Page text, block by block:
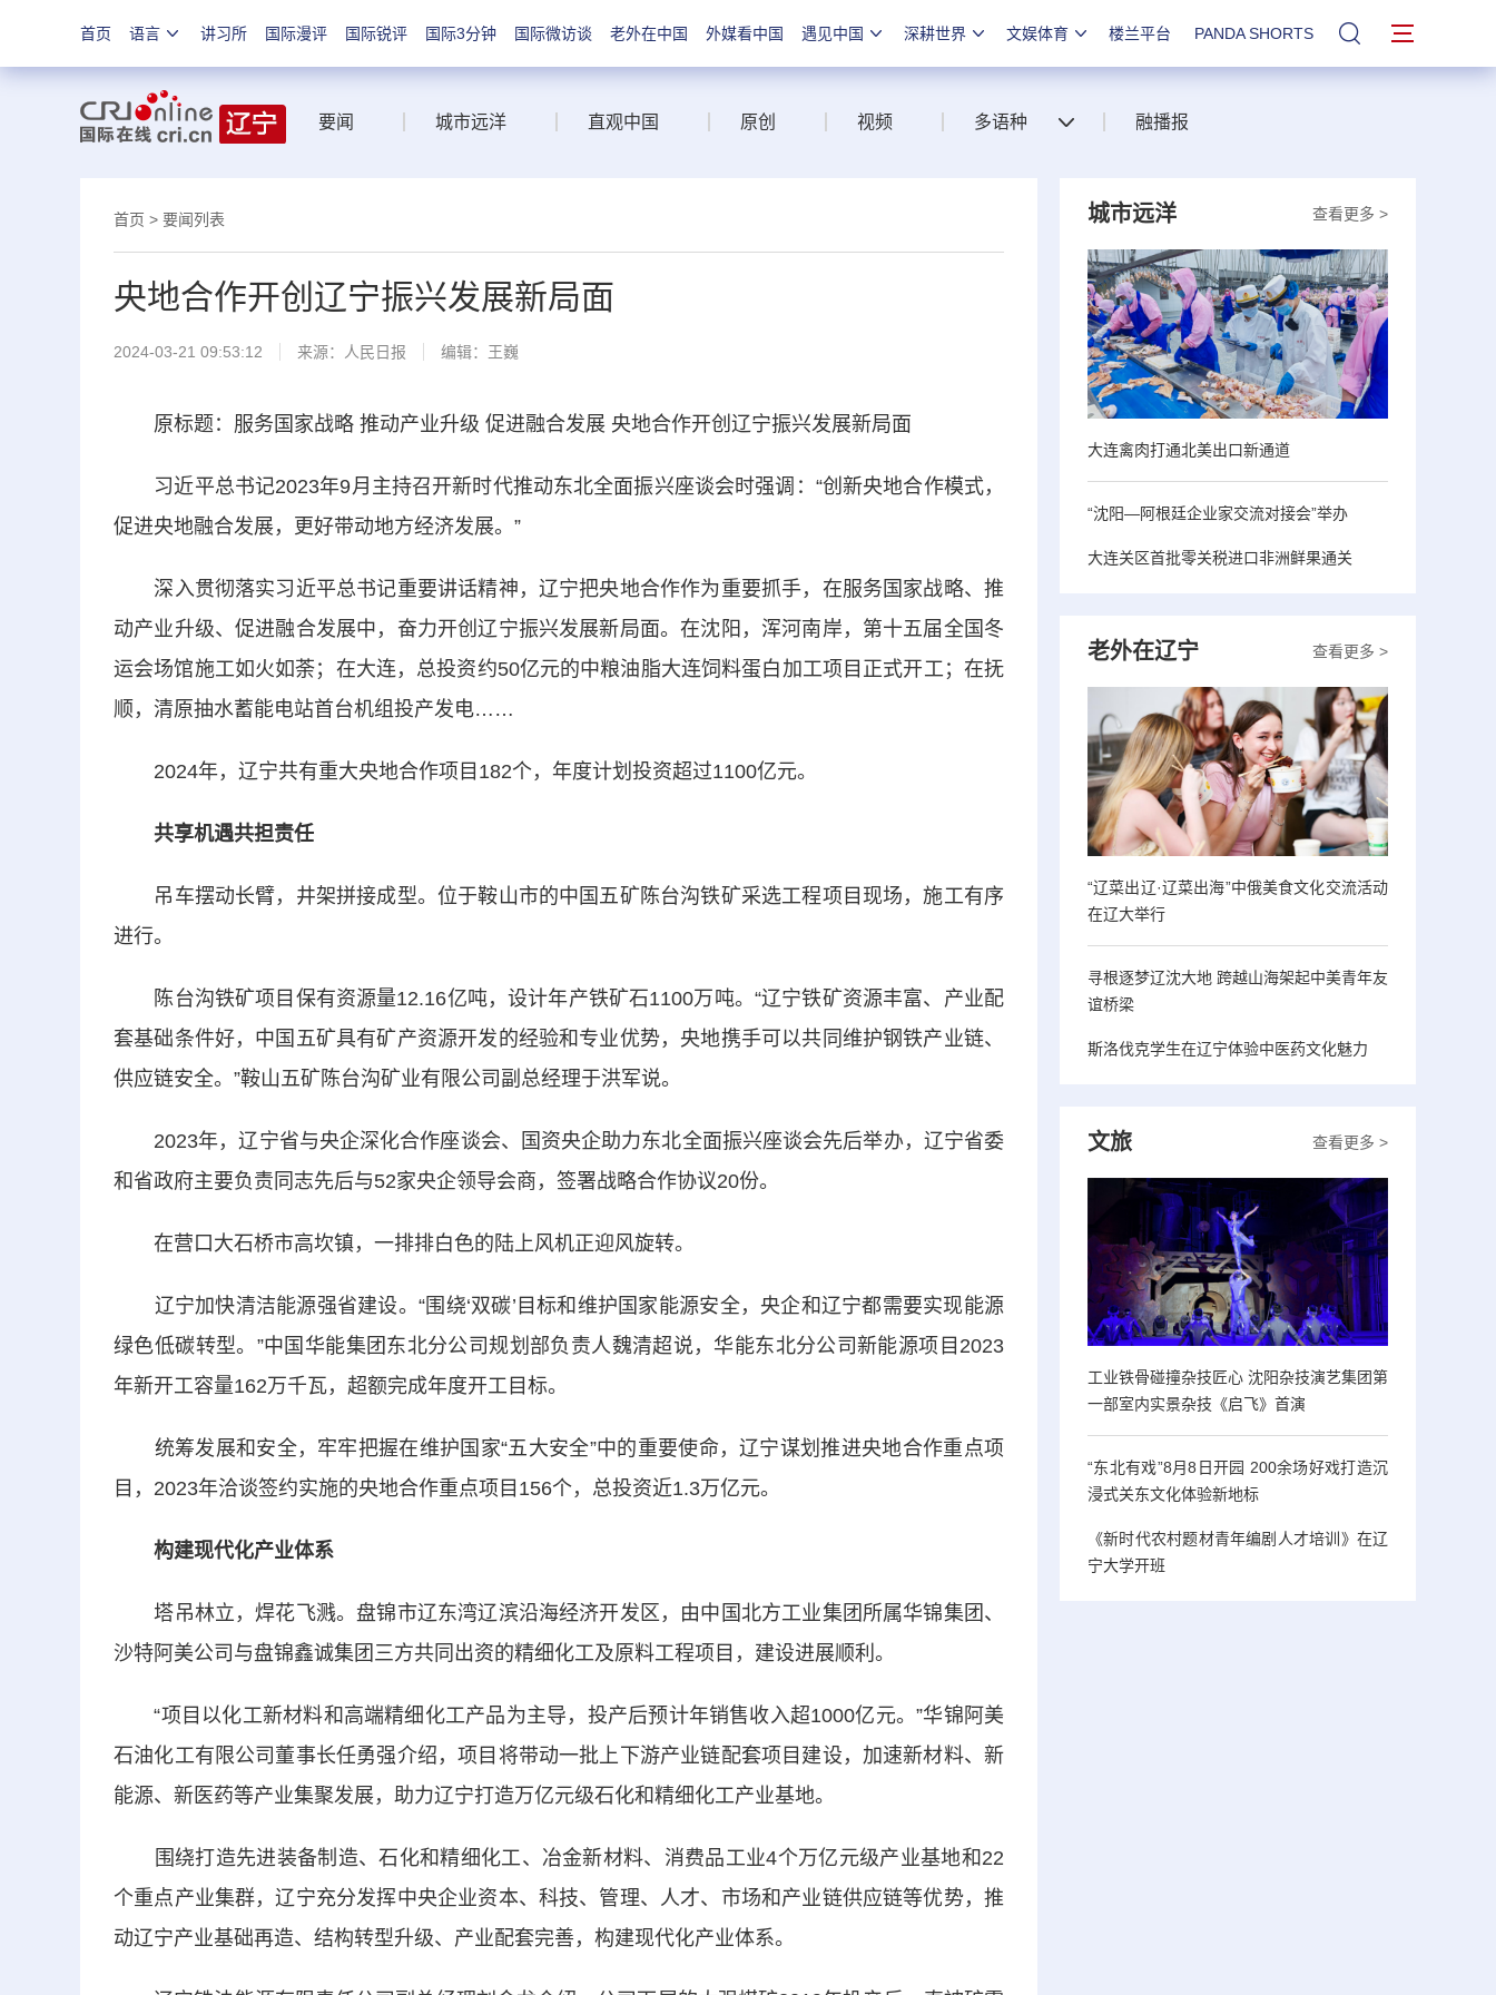
首页 语言 讲习所 国际漫评 国际锐评 国际3分钟 国际微访谈 老外在中国 外媒看中国 遇见中国 深耕世界 文娱体育 楼兰平台 PANDA SHORTS 站内搜索
要闻 城市远洋 直观中国 原创 视频 多语种 融播报
首页 > 要闻列表
央地合作开创辽宁振兴发展新局面
2024-03-21 09:53:12 来源： 人民日报 编辑：王巍
原标题：服务国家战略 推动产业升级 促进融合发展 央地合作开创辽宁振兴发展新局面
习近平总书记2023年9月主持召开新时代推动东北全面振兴座谈会时强调：“创新央地合作模式，
促进央地融合发展，更好带动地方经济发展。”
深入贯彻落实习近平总书记重要讲话精神，辽宁把央地合作作为重要抓手，在服务国家战略、推
动产业升级、促进融合发展中，奋力开创辽宁振兴发展新局面。在沈阳，浑河南岸，第十五届全国冬
运会场馆施工如火如荼；在大连，总投资约50亿元的中粮油脂大连饲料蛋白加工项目正式开工；在抚
顺，清原抽水蓄能电站首台机组投产发电……
2024年，辽宁共有重大央地合作项目182个，年度计划投资超过1100亿元。
共享机遇共担责任
吊车摆动长臂，井架拼接成型。位于鞍山市的中国五矿陈台沟铁矿采选工程项目现场，施工有序
进行。
陈台沟铁矿项目保有资源量12.16亿吨，设计年产铁矿石1100万吨。“辽宁铁矿资源丰富、产业配
套基础条件好，中国五矿具有矿产资源开发的经验和专业优势，央地携手可以共同维护钢铁产业链、
供应链安全。”鞍山五矿陈台沟矿业有限公司副总经理于洪军说。
2023年，辽宁省与央企深化合作座谈会、国资央企助力东北全面振兴座谈会先后举办，辽宁省委
和省政府主要负责同志先后与52家央企领导会商，签署战略合作协议20份。
在营口大石桥市高坎镇，一排排白色的陆上风机正迎风旋转。
辽宁加快清洁能源强省建设。“围绕‘双碳’目标和维护国家能源安全，央企和辽宁都需要实现能源
绿色低碳转型。”中国华能集团东北分公司规划部负责人魏清超说，华能东北分公司新能源项目2023
年新开工容量162万千瓦，超额完成年度开工目标。
统筹发展和安全，牢牢把握在维护国家“五大安全”中的重要使命，辽宁谋划推进央地合作重点项
目，2023年洽谈签约实施的央地合作重点项目156个，总投资近1.3万亿元。
构建现代化产业体系
塔吊林立，焊花飞溅。盘锦市辽东湾辽滨沿海经济开发区，由中国北方工业集团所属华锦集团、
沙特阿美公司与盘锦鑫诚集团三方共同出资的精细化工及原料工程项目，建设进展顺利。
“项目以化工新材料和高端精细化工产品为主导，投产后预计年销售收入超1000亿元。”华锦阿美
石油化工有限公司董事长任勇强介绍，项目将带动一批上下游产业链配套项目建设，加速新材料、新
能源、新医药等产业集聚发展，助力辽宁打造万亿元级石化和精细化工产业基地。
围绕打造先进装备制造、石化和精细化工、冶金新材料、消费品工业4个万亿元级产业基地和22
个重点产业集群，辽宁充分发挥中央企业资本、科技、管理、人才、市场和产业链供应链等优势，推
动辽宁产业基础再造、结构转型升级、产业配套完善，构建现代化产业体系。
查看更多 >
城市远洋
大连禽肉打通北美出口新通道
“沈阳—阿根廷企业家交流对接会”举办
大连关区首批零关税进口非洲鲜果通关
查看更多 >
老外在辽宁
“辽菜出辽·辽菜出海”中俄美食文化交流活动
在辽大举行
寻根逐梦辽沈大地 跨越山海架起中美青年友
谊桥梁
斯洛伐克学生在辽宁体验中医药文化魅力
查看更多 >
文旅
工业铁骨碰撞杂技匠心 沈阳杂技演艺集团第
一部室内实景杂技《启飞》首演
“东北有戏”8月8日开园 200余场好戏打造沉
浸式关东文化体验新地标
《新时代农村题材青年编剧人才培训》在辽
宁大学开班